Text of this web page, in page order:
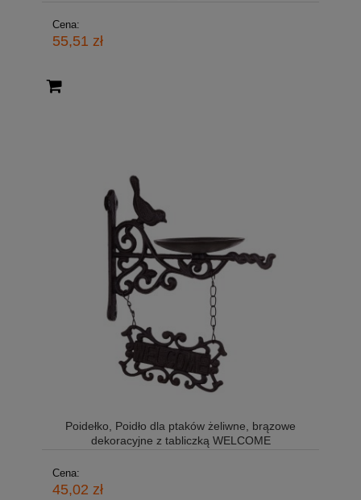
Cena:
55,51 zł
Poidełko, Poidło dla ptaków żeliwne, brązowe
dekoracyjne z tabliczką WELCOME
Cena:
45,02 zł